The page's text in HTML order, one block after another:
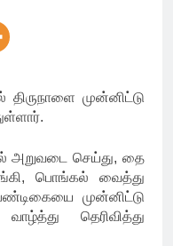
முன்னிட்டு
அறுவடை செய்து, தை
பொங்கல் வைத்து
முன்னிட்டு
தெரிவித்து